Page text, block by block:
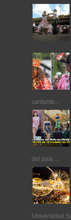
cantante...
del país....
Universidad